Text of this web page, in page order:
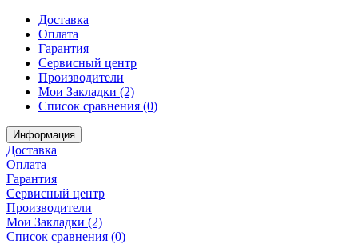
Доставка
Оплата
Гарантия
Сервисный центр
Производители
Мои Закладки (2)
Список сравнения (0)
Информация
Доставка
Оплата
Гарантия
Сервисный центр
Производители
Мои Закладки (2)
Список сравнения (0)